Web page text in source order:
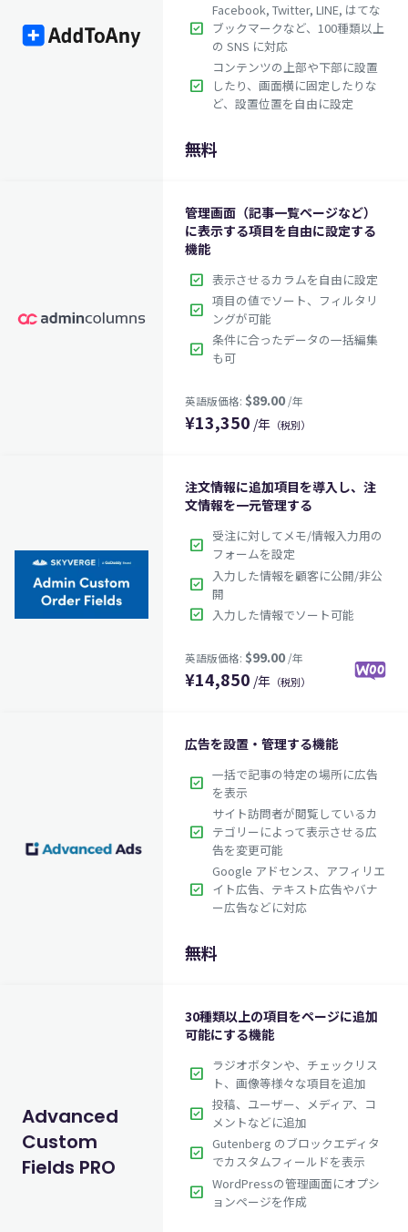
check_box
Facebook, Twitter, LINE, はてな
ブックマークなど、100種類以上
の SNS に対応
check_box
コンテンツの上部や下部に設置
したり、画面横に固定したりな
ど、設置位置を自由に設定
無料
管理画面（記事一覧ページなど）
に表示する項目を自由に設定する
機能
check_box 表示させるカラムを自由に設定
check_box 項目の値でソート、フィルタリ
ングが可能
check_box 条件に合ったデータの一括編集
も可
英語版価格:$89.00 /年
¥13,350 /年 （税別）
注文情報に追加項目を導入し、注
文情報を一元管理する
check_box 受注に対してメモ/情報入力用の
フォームを設定
check_box
入力した情報を顧客に公開/非公
開
check_box 入力した情報でソート可能
英語版価格: $99.00 /年
¥14,850 /年 （税別）
広告を設置・管理する機能
check_box 一括で記事の特定の場所に広告
を表示
check_box
サイト訪問者が閲覧しているカ
テゴリーによって表示させる広
告を変更可能
check_box
Google アドセンス、アフィリエ
イト広告、テキスト広告やバナ
ー広告などに対応
無料
Advanced
Custom
Fields PRO
30種類以上の項目をページに追加
可能にする機能
check_box ラジオボタンや、チェックリス
ト、画像等様々な項目を追加
check_box 投稿、ユーザー、メディア、コ
メントなどに追加
check_box Gutenberg のブロックエディタ
でカスタムフィールドを表示
check_box WordPressの管理画面にオプシ
ョンページを作成